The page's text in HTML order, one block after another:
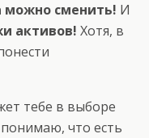
можно сменить! И
активов! Хотя, в
тебе в выборе
понимаю, что есть